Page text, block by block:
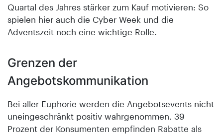
Quartal des Jahres stärker zum Kauf motivieren: So
spielen hier auch die Cyber Week und die
Adventszeit noch eine wichtige Rolle.
Grenzen der
Angebotskommunikation
Bei aller Euphorie werden die Angebotsevents nicht
uneingeschränkt positiv wahrgenommen. 39
Prozent der Konsumenten empfinden Rabatte als